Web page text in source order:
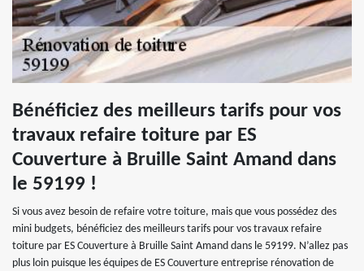
Bénéficiez des meilleurs tarifs pour vos
travaux refaire toiture par ES
Couverture à Bruille Saint Amand dans
le 59199 !
Si vous avez besoin de refaire votre toiture, mais que vous possédez des
mini budgets, bénéficiez des meilleurs tarifs pour vos travaux refaire
toiture par ES Couverture à Bruille Saint Amand dans le 59199. N’allez pas
plus loin puisque les équipes de ES Couverture entreprise rénovation de